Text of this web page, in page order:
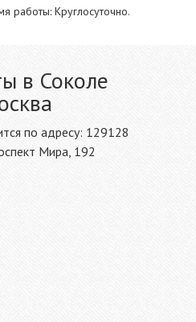
работы: Круглосуточно.
в Соколе
по адресу: 129128
Мира, 192